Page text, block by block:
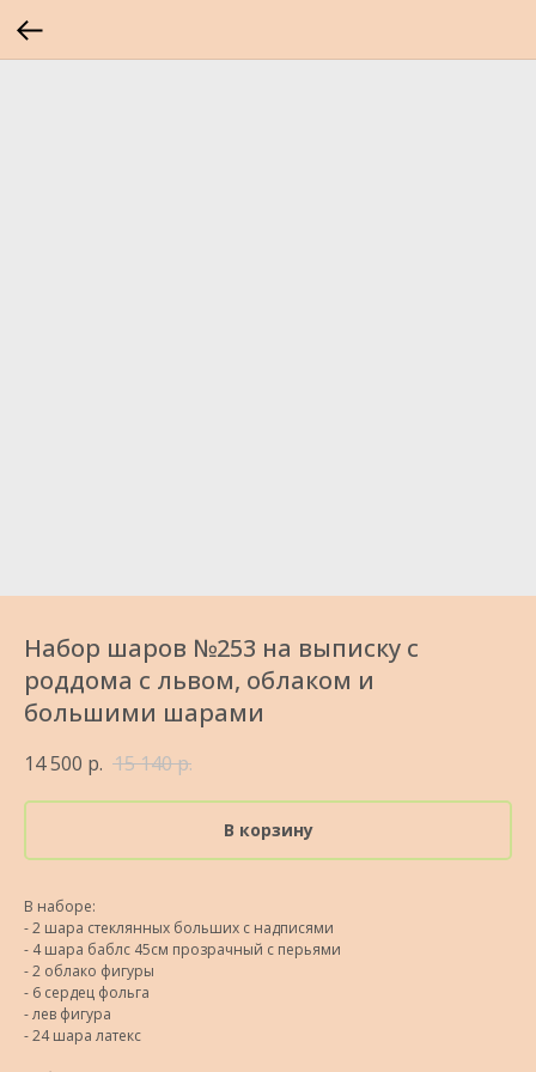
Набор шаров №253 на выписку с
роддома с львом, облаком и
большими шарами
14 500 р. 15 140р.
В корзину
В наборе:
- 2 шара стеклянных больших с надписями
- 4 шара баблс 45см прозрачный с перьями
- 2 облако фигуры
- 6 сердец фольга
- лев фигура
- 24 шара латекс